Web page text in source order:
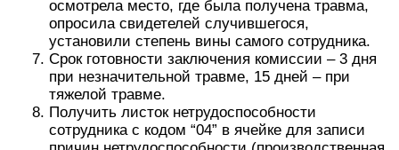
осмотрела место, где была получена травма,
опросила свидетелей случившегося,
установили степень вины самого сотрудника.
Срок готовности заключения комиссии – 3 дня
при незначительной травме, 15 дней – при
тяжелой травме.
Получить листок нетрудоспособности
сотрудника с кодом “04” в ячейке для записи